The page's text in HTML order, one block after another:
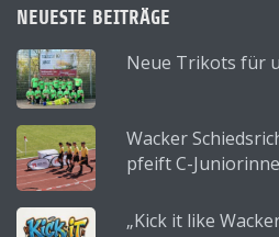
NEUESTE BEITRÄGE
Neue Trikots für
Wacker
pfeift C-
„Kick it like